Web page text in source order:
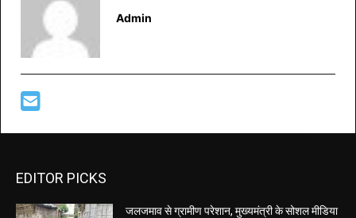
Admin
EDITOR PICKS
जलजमाव से ग्रामीण परेशान, मुख्यमंत्री के सोशल मीडिया